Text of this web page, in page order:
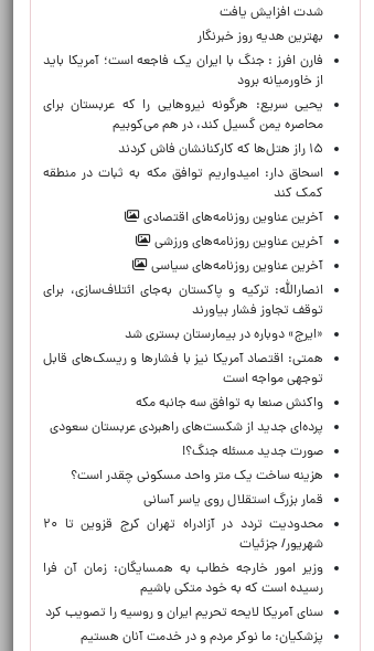
شدت افزایش یافت
بهترین هدیه روز خبرنگار
فارن افرز : جنگ با ایران یک فاجعه است؛ آمریکا باید
از خاورمیانه برود
یحیی سریع: هرگونه نیروهایی را که عربستان برای
محاصره یمن گسیل کند، در هم می‌کوبیم
۱۵ راز هتل‌ها که کارکنانشان فاش کردند
اسحاق دار: امیدواریم توافق مکه به ثبات در منطقه
کمک کند
آخرین عناوین روزنامه‌های اقتصادی
آخرین عناوین روزنامه‌های ورزشی
آخرین عناوین روزنامه‌های سیاسی
انصارالله: ترکیه و پاکستان به‌جای ائتلاف‌سازی، برای
توقف تجاوز فشار بیاورند
«ایرج» دوباره در بیمارستان بستری شد
همتی: اقتصاد آمریکا نیز با فشارها و ریسک‌های قابل
توجهی مواجه است
واکنش صنعا به توافق سه جانبه مکه
پرده‌ای جدید از شکست‌های راهبردی عربستان سعودی
صورت جدید مسئله جنگ؟!
هزینه ساخت یک متر واحد مسکونی چقدر است؟
قمار بزرگ استقلال روی یاسر آسانی
محدودیت تردد در آزادراه تهران کرج قزوین تا ۲۰
شهریور/ جزئیات
وزیر امور خارجه خطاب به همسایگان: زمان آن فرا
رسیده است که به خود متکی باشیم
سنای آمریکا لایحه تحریم ایران و روسیه را تصویب کرد
پزشکیان: ما نوکر مردم و در خدمت آنان هستیم